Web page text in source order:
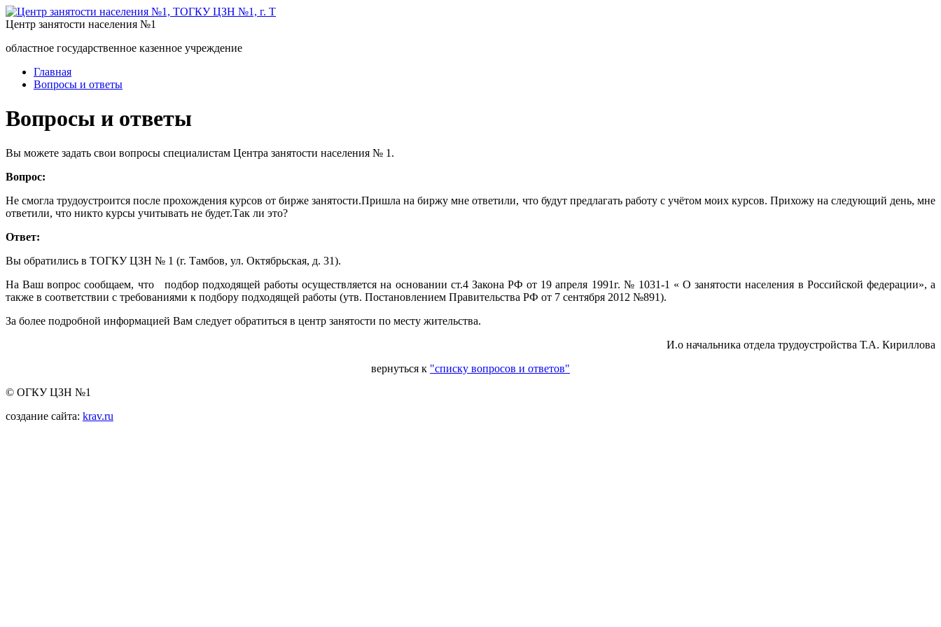
Центр занятости населения №1
областное государственное казенное учреждение
Главная
Вопросы и ответы
Вопросы и ответы
Вы можете задать свои вопросы специалистам Центра занятости населения № 1.
Вопрос:
Не смогла трудоустроится после прохождения курсов от бирже занятости.Пришла на биржу мне ответили, что будут предлагать работу с учётом моих курсов. Прихожу на следующий день, мне
ответили, что никто курсы учитывать не будет.Так ли это?
Ответ:
Вы обратились в ТОГКУ ЦЗН № 1 (г. Тамбов, ул. Октябрьская, д. 31).
На Ваш вопрос сообщаем, что подбор подходящей работы осуществляется на основании ст.4 Закона РФ от 19 апреля 1991г. № 1031-1 « О занятости населения в Российской федерации», а
также в соответствии с требованиями к подбору подходящей работы (утв. Постановлением Правительства РФ от 7 сентября 2012 №891).
За более подробной информацией Вам следует обратиться в центр занятости по месту жительства.
И.о начальника отдела трудоустройства Т.А. Кириллова
вернуться к "списку вопросов и ответов"
© ОГКУ ЦЗН №1
создание сайта: krav.ru